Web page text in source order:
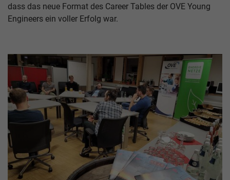
dass das neue Format des Career Tables der OVE Young
Engineers ein voller Erfolg war.